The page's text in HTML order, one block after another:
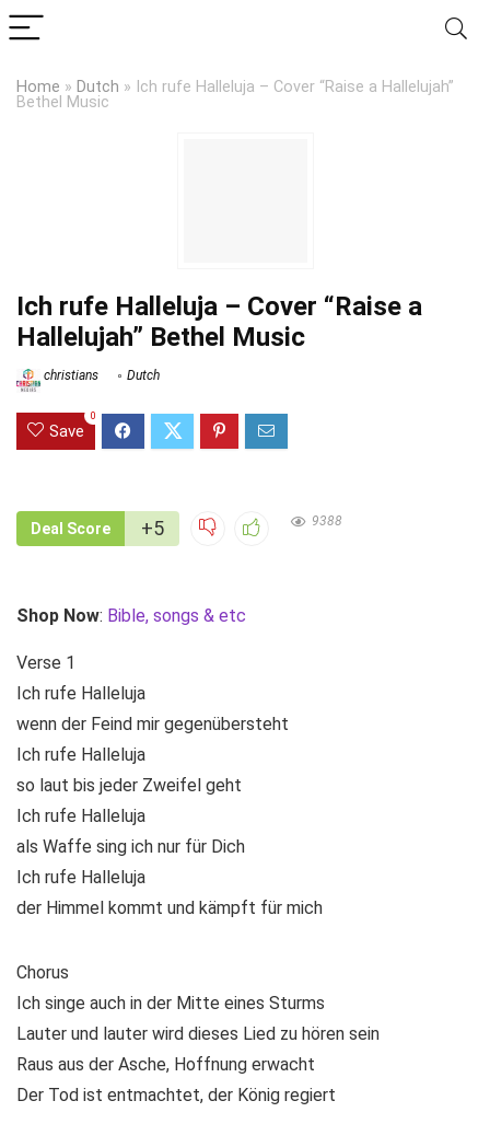
Home » Dutch » Ich rufe Halleluja – Cover “Raise a Hallelujah”
Bethel Music
Ich rufe Halleluja – Cover “Raise a
Hallelujah” Bethel Music
christians Dutch
Save
0
Deal Score +5 9388
Shop Now: Bible, songs & etc
Verse 1
Ich rufe Halleluja
wenn der Feind mir gegenübersteht
Ich rufe Halleluja
so laut bis jeder Zweifel geht
Ich rufe Halleluja
als Waffe sing ich nur für Dich
Ich rufe Halleluja
der Himmel kommt und kämpft für mich
Chorus
Ich singe auch in der Mitte eines Sturms
Lauter und lauter wird dieses Lied zu hören sein
Raus aus der Asche, Hoffnung erwacht
Der Tod ist entmachtet, der König regiert